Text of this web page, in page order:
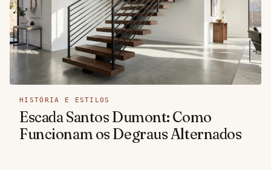
HISTÓRIA E ESTILOS
Escada Santos Dumont: Como
Funcionam os Degraus Alternados